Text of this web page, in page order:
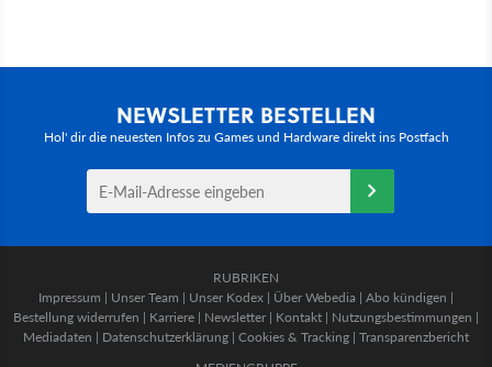
NEWSLETTER BESTELLEN
Hol' dir die neuesten Infos zu Games und Hardware direkt ins Postfach
RUBRIKEN
Impressum | Unser Team | Unser Kodex | Über Webedia | Abo kündigen |
Bestellung widerrufen | Karriere | Newsletter | Kontakt | Nutzungsbestimmungen |
Mediadaten | Datenschutzerklärung | Cookies & Tracking | Transparenzbericht